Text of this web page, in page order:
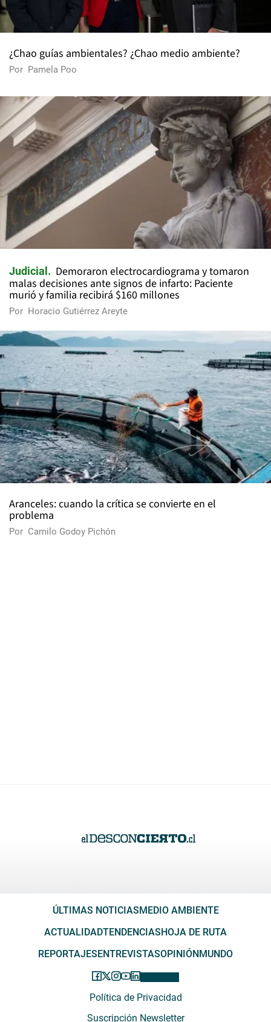
¿Chao guías ambientales? ¿Chao medio ambiente?
Por Pamela Poo
Judicial
Demoraron electrocardiograma y tomaron
malas decisiones ante signos de infarto: Paciente
murió y familia recibirá $160 millones
Por Horacio Gutiérrez Areyte
Aranceles: cuando la crítica se convierte en el
problema
Por Camilo Godoy Pichón
ÚLTIMAS NOTICIASMEDIO AMBIENTE
ACTUALIDADTENDENCIASHOJA DE RUTA
REPORTAJESENTREVISTASOPINIÓNMUNDO
Política de Privacidad
Suscripción Newsletter